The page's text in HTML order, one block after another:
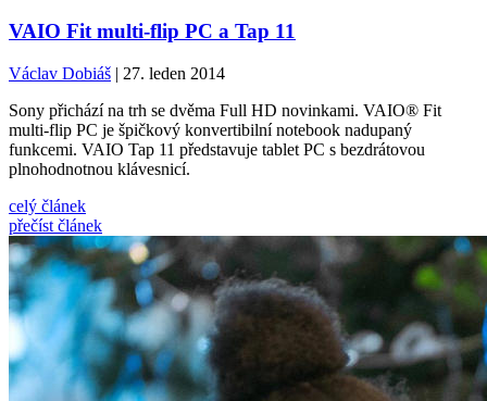
VAIO Fit multi-flip PC a Tap 11
Václav Dobiáš | 27. leden 2014
Sony přichází na trh se dvěma Full HD novinkami. VAIO® Fit
multi-flip PC je špičkový konvertibilní notebook nadupaný
funkcemi. VAIO Tap 11 představuje tablet PC s bezdrátovou
plnohodnotnou klávesnicí.
celý článek
přečíst článek